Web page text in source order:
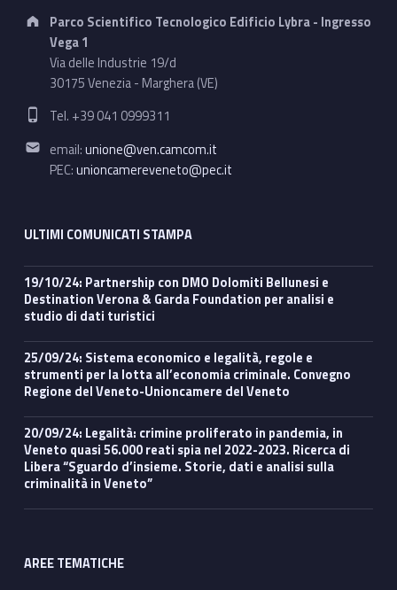
Address:
Parco Scientifico Tecnologico Edificio Lybra - Ingresso
Vega 1
Via delle Industrie 19/d
30175 Venezia - Marghera (VE)
Phone number:
Tel. +39 041 0999311
Email address:
email:unione@ven.camcom.it
PEC:unioncamereveneto@pec.it
ULTIMI COMUNICATI STAMPA
19/10/24: Partnership con DMO Dolomiti Bellunesi e
Destination Verona & Garda Foundation per analisi e
studio di dati turistici
25/09/24: Sistema economico e legalità, regole e
strumenti per la lotta all’economia criminale. Convegno
Regione del Veneto-Unioncamere del Veneto
20/09/24: Legalità: crimine proliferato in pandemia, in
Veneto quasi 56.000 reati spia nel 2022-2023. Ricerca di
Libera “Sguardo d’insieme. Storie, dati e analisi sulla
criminalità in Veneto”
AREE TEMATICHE